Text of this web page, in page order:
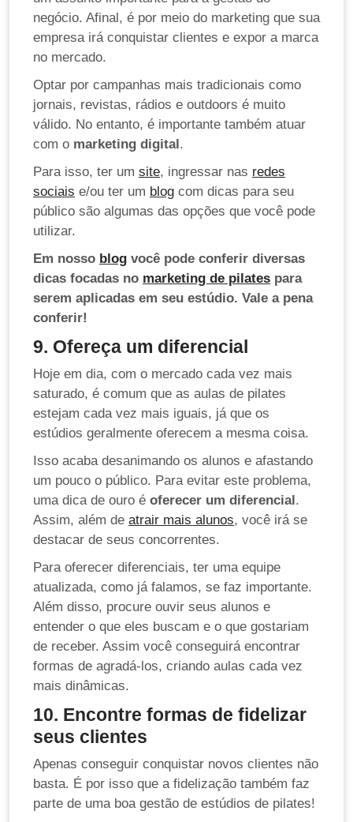
negócio. Afinal, é por meio do marketing que sua
empresa irá conquistar clientes e expor a marca
no mercado.
Optar por campanhas mais tradicionais como
jornais, revistas, rádios e outdoors é muito
válido. No entanto, é importante também atuar
com o marketing digital.
Para isso, ter um site, ingressar nas redes
sociais e/ou ter um blog com dicas para seu
público são algumas das opções que você pode
utilizar.
Em nosso blog você pode conferir diversas
dicas focadas no marketing de pilates para
serem aplicadas em seu estúdio. Vale a pena
conferir!
9. Ofereça um diferencial
Hoje em dia, com o mercado cada vez mais
saturado, é comum que as aulas de pilates
estejam cada vez mais iguais, já que os
estúdios geralmente oferecem a mesma coisa.
Isso acaba desanimando os alunos e afastando
um pouco o público. Para evitar este problema,
uma dica de ouro é oferecer um diferencial.
Assim, além de atrair mais alunos, você irá se
destacar de seus concorrentes.
Para oferecer diferenciais, ter uma equipe
atualizada, como já falamos, se faz importante.
Além disso, procure ouvir seus alunos e
entender o que eles buscam e o que gostariam
de receber. Assim você conseguirá encontrar
formas de agradá-los, criando aulas cada vez
mais dinâmicas.
10. Encontre formas de fidelizar
seus clientes
Apenas conseguir conquistar novos clientes não
basta. É por isso que a fidelização também faz
parte de uma boa gestão de estúdios de pilates!